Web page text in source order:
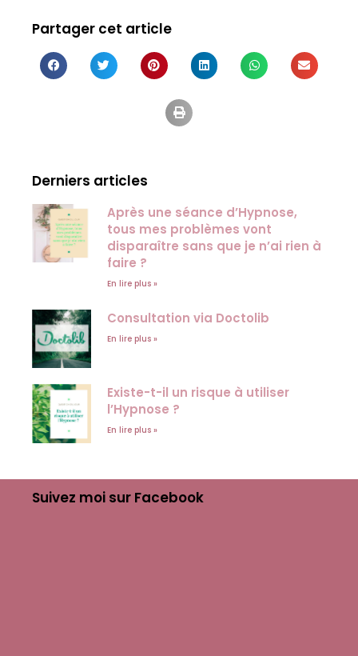
Partager cet article
Derniers articles
Après une séance d’Hypnose,
tous mes problèmes vont
disparaître sans que je n’ai rien à
faire ?
En lire plus »
Consultation via Doctolib
En lire plus »
Existe-t-il un risque à utiliser
l’Hypnose ?
En lire plus »
Suivez moi sur Facebook